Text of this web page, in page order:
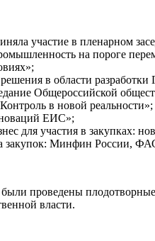
участие в пленарном
на пороге
в области разработки
Общероссийской
в новой реальности»;
ЕИС»;
для участия в закупках:
Минфин России, ФАС
проведены плодотворные
власти.